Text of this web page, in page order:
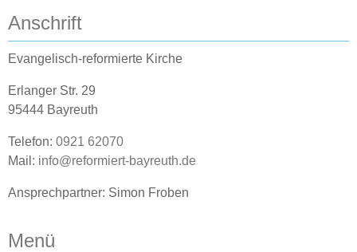
Anschrift
Evangelisch-reformierte Kirche
Erlanger Str. 29
95444 Bayreuth
Telefon: 0921 62070
Mail: info@reformiert-bayreuth.de
Ansprechpartner: Simon Froben
Menü